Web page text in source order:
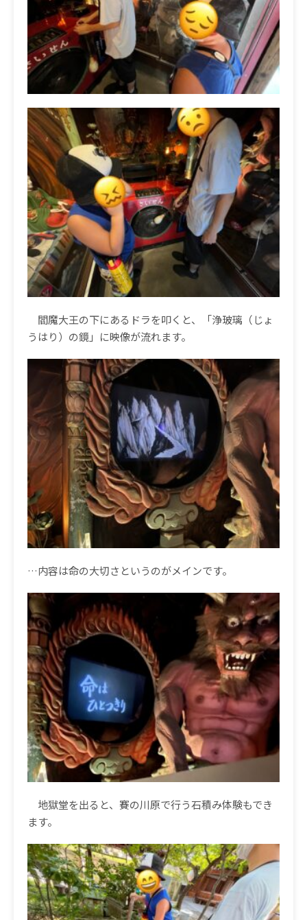
閻魔大王の下にあるドラを叩くと、「浄玻璃（じょ
うはり）の鏡」に映像が流れます。
…内容は命の大切さというのがメインです。
地獄堂を出ると、賽の川原で行う石積み体験もでき
ます。